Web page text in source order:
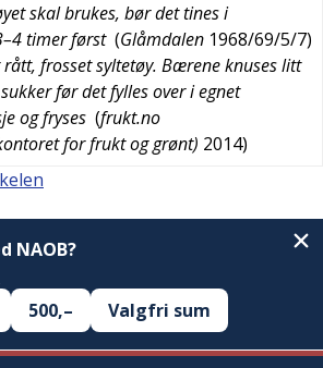
skal brukes, bør det tines i
timer først (Glåmdalen 1968/69/5/7)
rått, frosset syltetøy. Bærene knuses litt
før det fylles over i egnet
og fryses (frukt.no
for frukt og grønt) 2014)
NAOB?
500,– Valgfri sum